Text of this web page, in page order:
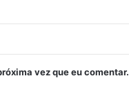
vez que eu comentar.